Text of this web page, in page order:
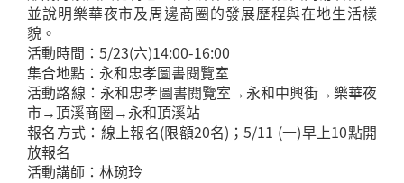
並說明樂華夜市及周邊商圈的發展歷程與在地生活樣
貌。
活動時間：5/23(六)14:00-16:00
集合地點：永和忠孝圖書閱覽室
活動路線：永和忠孝圖書閱覽室→永和中興街→樂華夜
市→頂溪商圈→永和頂溪站
報名方式：線上報名(限額20名)；5/11 (一)早上10點開
放報名
活動講師：林琬玲